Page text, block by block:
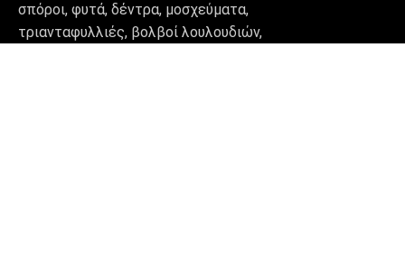
σπόροι, φυτά, δέντρα, μοσχεύματα,
τριανταφυλλιές, βολβοί λουλουδιών,